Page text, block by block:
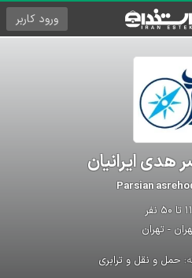
ورود کاربر
هدی ایرانیان
Parsian
- تهران
حمل و نقل و ترابری